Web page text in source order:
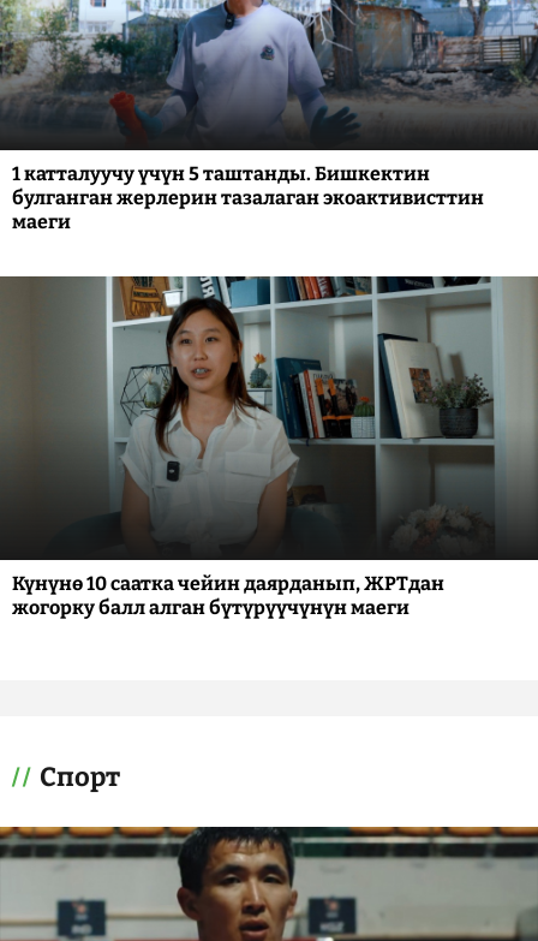
1 катталуучу үчүн 5 таштанды. Бишкектин
булганган жерлерин тазалаган экоактивисттин
маеги
Күнүнө 10 саатка чейин даярданып, ЖРТдан
жогорку балл алган бүтүрүүчүнүн маеги
Спорт